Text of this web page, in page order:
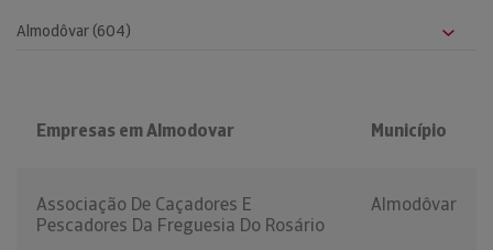
Empresas em Almodovar Município
Associação De Caçadores E
Pescadores Da Freguesia Do Rosário
Almodôvar